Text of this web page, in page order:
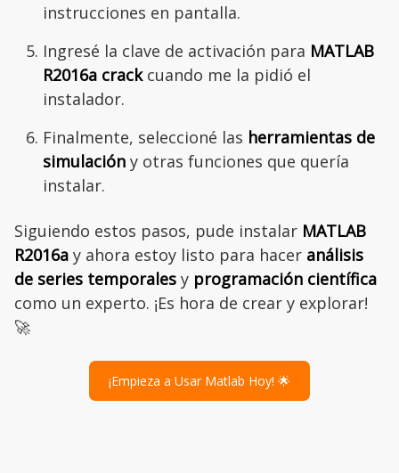
instrucciones en pantalla.
Ingresé la clave de activación para MATLAB
R2016a crackcuando me la pidió el
instalador.
Finalmente, seleccioné las herramientas de
simulación y otras funciones que quería
instalar.
Siguiendo estos pasos, pude instalar MATLAB
R2016a y ahora estoy listo para hacer análisis
de series temporales y programación científica
como un experto. ¡Es hora de crear y explorar!
🚀
¡Empieza a Usar Matlab Hoy! 🌟